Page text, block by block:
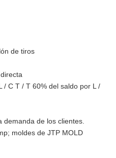
de tiros
/ C T / T 60% del saldo por L /
demanda de los clientes.
moldes de JTP MOLD